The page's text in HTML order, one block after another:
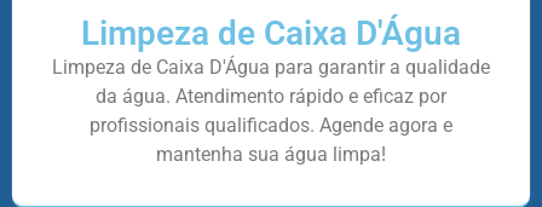
Limpeza de Caixa D'Água
Limpeza de Caixa D'Água para garantir a qualidade
da água. Atendimento rápido e eficaz por
profissionais qualificados. Agende agora e
mantenha sua água limpa!